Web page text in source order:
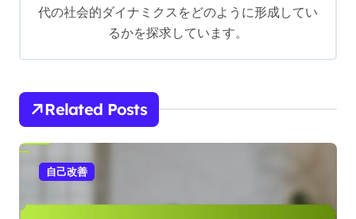
代の社会的ダイナミクスをどのように形成してい
るかを探求しています。
Related Posts
自己改善